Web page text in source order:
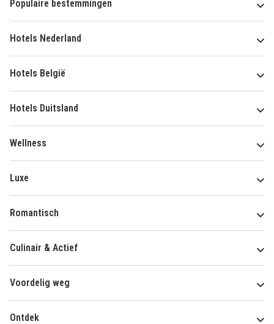
Populaire bestemmingen
Hotels Nederland
Hotels België
Hotels Duitsland
Wellness
Luxe
Romantisch
Culinair & Actief
Voordelig weg
Ontdek